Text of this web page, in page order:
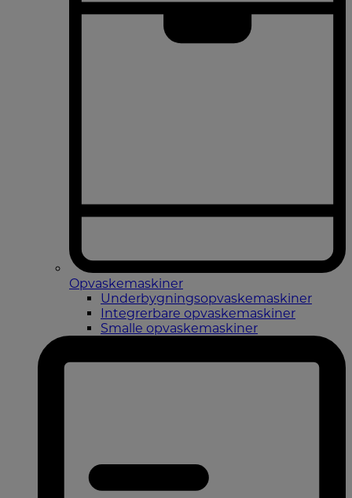
Opvaskemaskiner
Underbygningsopvaskemaskiner
Integrerbare opvaskemaskiner
Smalle opvaskemaskiner